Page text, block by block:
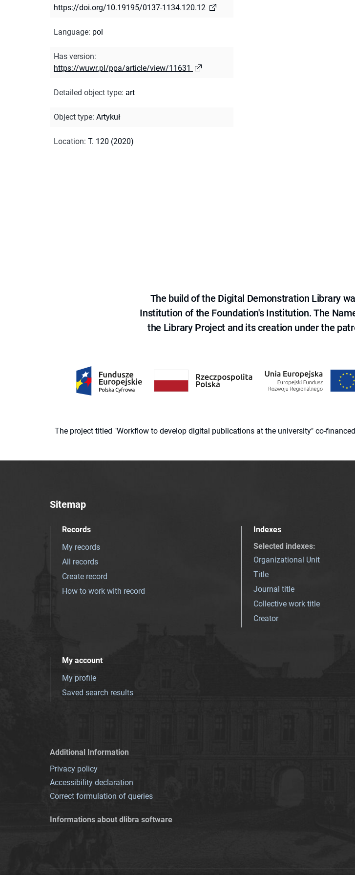
https://doi.org/10.19195/0137-1134.120.12
Language: pol
Has version:
https://wuwr.pl/ppa/article/view/11631
Detailed object type: art
Object type: Artykuł
Location: T. 120 (2020)
The build of the Digital Demonstration Library
Institution of the Foundation's Institution. The
the Library Project and its creation under the
The project titled "Workflow to develop digital publications at the university" co-
Sitemap
Records
My records
All records
Create record
How to work with record
Indexes
Selected indexes:
Organizational Unit
Title
Journal title
Collective work title
Creator
My account
My profile
Saved search results
Additional Information
Privacy policy
Accessibility declaration
Correct formulation of queries
Informations about dlibra software